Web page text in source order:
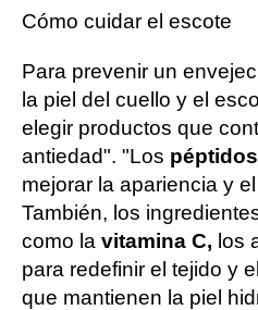
Cómo cuidar el escote
Para prevenir un
la piel del cuello y el
elegir productos que
antiedad". "Los péptidos
mejorar la apariencia y
También, los
como la vitamina C, los
para redefinir el tejido y el
que mantienen la piel